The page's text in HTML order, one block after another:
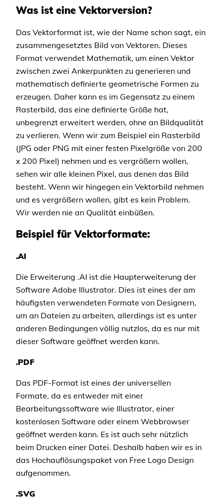
Was ist eine Vektorversion?
Das Vektorformat ist, wie der Name schon sagt, ein
zusammengesetztes Bild von Vektoren. Dieses
Format verwendet Mathematik, um einen Vektor
zwischen zwei Ankerpunkten zu generieren und
mathematisch definierte geometrische Formen zu
erzeugen. Daher kann es im Gegensatz zu einem
Rasterbild, das eine definierte Größe hat,
unbegrenzt erweitert werden, ohne an Bildqualität
zu verlieren. Wenn wir zum Beispiel ein Rasterbild
(JPG oder PNG mit einer festen Pixelgröße von 200
x 200 Pixel) nehmen und es vergrößern wollen,
sehen wir alle kleinen Pixel, aus denen das Bild
besteht. Wenn wir hingegen ein Vektorbild nehmen
und es vergrößern wollen, gibt es kein Problem.
Wir werden nie an Qualität einbüßen.
Beispiel für Vektorformate:
.AI
Die Erweiterung .AI ist die Haupterweiterung der
Software Adobe Illustrator. Dies ist eines der am
häufigsten verwendeten Formate von Designern,
um an Dateien zu arbeiten, allerdings ist es unter
anderen Bedingungen völlig nutzlos, da es nur mit
dieser Software geöffnet werden kann.
.PDF
Das PDF-Format ist eines der universellen
Formate, da es entweder mit einer
Bearbeitungssoftware wie Illustrator, einer
kostenlosen Software oder einem Webbrowser
geöffnet werden kann. Es ist auch sehr nützlich
beim Drucken einer Datei. Deshalb haben wir es in
das Hochauflösungspaket von Free Logo Design
aufgenommen.
.SVG